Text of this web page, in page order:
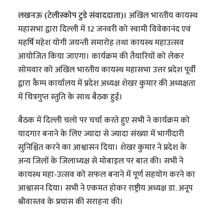
लखनऊ (टेलीस्कोप टुडे संवाददाता)।अखिल भारतीय कायस्थ
महासभा द्वारा दिल्ली में 12 जनवरी को स्वामी विवेकानंद एवं
महर्षि महेश योगी जयन्ती समारोह तथा कायस्थ महाउत्सव
आयोजित किया जाएगा। कार्यक्रम की तैयारियों को लेकर
सोमवार को अखिल भारतीय कायस्थ महासभा उत्तर प्रदेश पूर्वी
द्वारा कैम्प कार्यालय में प्रदेश अध्यक्ष शेखर कुमार की अध्यक्षता
में चित्रगुप्त स्तुति के साथ बैठक हुई।
बैठक में दिल्ली चलो पर चर्चा करते हुए सभी ने कार्यक्रम को
यादगार बनाने के लिए ज्यादा से ज्यादा संख्या में भागीदारी
सुनिश्चित करने का आश्वासन दिया। शेखर कुमार ने प्रदेश के
अन्य जिलों के जिलाध्यक्ष से मोबाइल पर बात की। सभी ने
कायस्थ महा-उत्सव को सफल बनाने में पूर्ण सहयोग करने का
आश्वासन दिया। सभी ने एकमत होकर राष्ट्रीय अध्यक्ष डा. अनूप
श्रीवास्तव के प्रयास की सराहना की।